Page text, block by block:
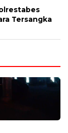
Tersangka